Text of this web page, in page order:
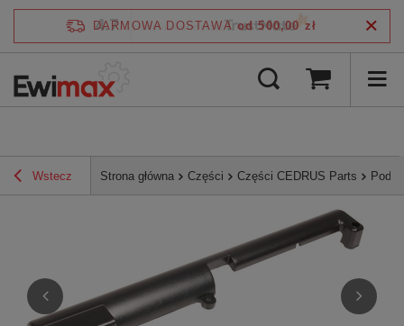
DARMOWA DOSTAWA od 500,00 zł
Wstecz Strona główna Części Części CEDRUS Parts
4.7/5 zweryfikowane przez